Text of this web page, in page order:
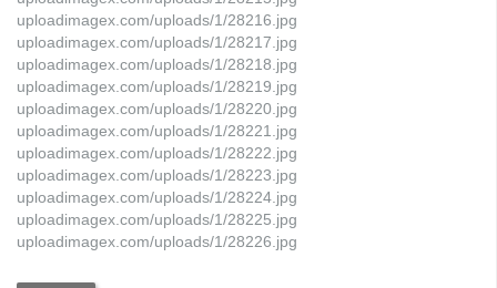
uploadimagex.com/uploads/1/28216.jpg
uploadimagex.com/uploads/1/28217.jpg
uploadimagex.com/uploads/1/28218.jpg
uploadimagex.com/uploads/1/28219.jpg
uploadimagex.com/uploads/1/28220.jpg
uploadimagex.com/uploads/1/28221.jpg
uploadimagex.com/uploads/1/28222.jpg
uploadimagex.com/uploads/1/28223.jpg
uploadimagex.com/uploads/1/28224.jpg
uploadimagex.com/uploads/1/28225.jpg
uploadimagex.com/uploads/1/28226.jpg